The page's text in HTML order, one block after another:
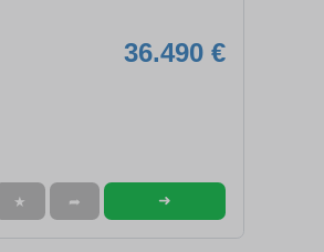
36.490 €
★ ➦ ➜